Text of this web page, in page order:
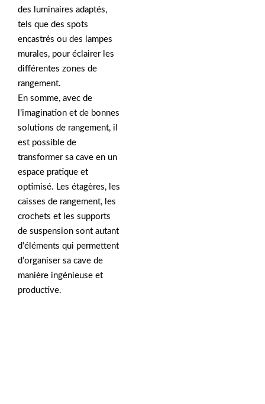
des luminaires adaptés,
tels que des spots
encastrés ou des lampes
murales, pour éclairer les
différentes zones de
rangement.
En somme, avec de
l’imagination et de bonnes
solutions de rangement, il
est possible de
transformer sa cave en un
espace pratique et
optimisé. Les étagères, les
caisses de rangement, les
crochets et les supports
de suspension sont autant
d’éléments qui permettent
d’organiser sa cave de
manière ingénieuse et
productive.